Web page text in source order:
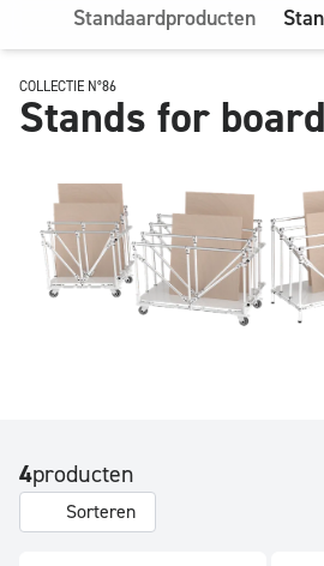
Standaardproducten
COLLECTIE N°86
Stands for
4producten
Sorteren